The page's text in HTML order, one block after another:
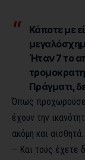
Κάποτε με
Ήταν 7 το
Πράγματι,
Όπως προχωρούσε
έχουν την
ακόμη και αισθητά.
– Και τούς έχετε